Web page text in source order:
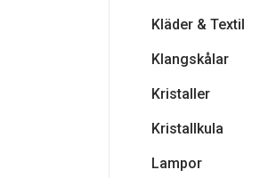
Kläder & Textil
Klangskålar
Kristaller
Kristallkula
Lampor